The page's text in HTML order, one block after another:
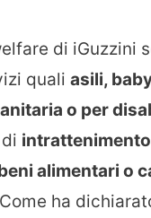
di iGuzzini
quali asili,
o per
intrattenimento
alimentari o
ha